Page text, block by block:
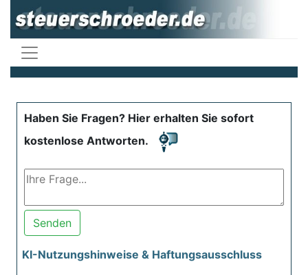
Haben Sie Fragen? Hier erhalten Sie sofort
kostenlose Antworten.
Senden
KI-Nutzungshinweise & Haftungsausschluss